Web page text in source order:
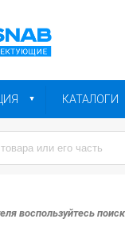
КАТАЛОГИ
воспользуйтесь